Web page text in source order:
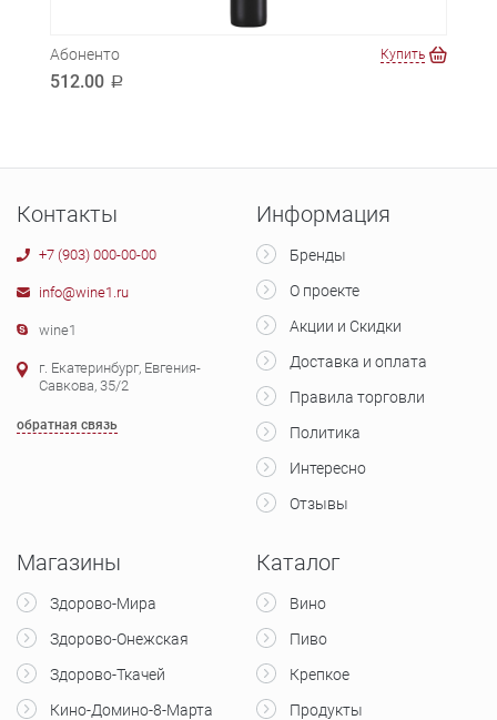
Абоненто
512.00 a
Купить
Контакты
+7 (903) 000-00-00
info@wine1.ru
wine1
г. Екатеринбург, Евгения-
Савкова, 35/2
обратная связь
Информация
Бренды
О проекте
Акции и Скидки
Доставка и оплата
Правила торговли
Политика
Интересно
Отзывы
Магазины
Здорово-Мира
Здорово-Онежская
Здорово-Ткачей
Кино-Домино-8-Марта
Каталог
Вино
Пиво
Крепкое
Продукты